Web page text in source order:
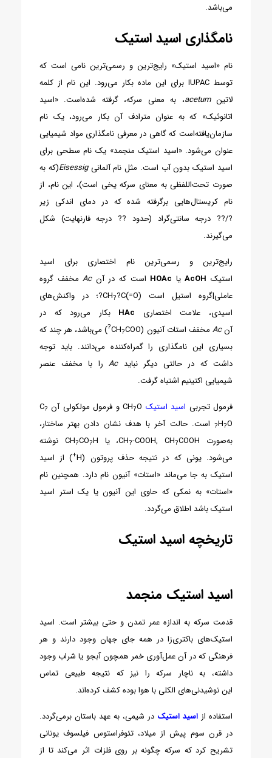
می‌باشد.
نامگذاری اسید استیک
نام «اسید استیک» رایج‌ترین و رسمی‌ترین نامی است که
توسط IUPAC برای این ماده بکار می‌رود. این نام از کلمه
لاتینacetum، به معنی سرکه، گرفته شده‌است. «اسید
اتانوئیک» که به عنوان مترادف آن بکار می‌رود، یک نام
سازمان‌یافته‌است که گاهی در معرفی نامگذاری مواد شیمیایی
عنوان می‌شود.«اسید استیک منجمد» یک نام سطحی برای
اسید استیک بدون آب است. مثل نام آلمانیEisessig(که به
صورت تحت‌اللفظی به معنای سرکه یخی است)، این نام، از
نام کریستال‌هایی برگرفته شده که در دمای اندکی زیر
?/?? درجه سانتی‌گراد (حدود ?? درجه فارنهایت) شکل
می‌گیرند.
رایج‌ترین و رسمی‌ترین نام اختصاری برای اسید
استیک AcOHیا HOAc است که در آنAcمخفف گروه
عاملی|گروه استیل است CH
?
?C(=O)?؛ در واکنش‌های
اسیدی، علامت اختصاری HAc بکار می‌رود که در
آنAc مخفف استات آنیون (CH ?COO
?) می‌باشد، هر چند که
بسیاری این نامگذاری را گمراه‌کننده می‌دانند. باید توجه
داشت که در حالتی دیگر نبایدAc را با مخفف عنصر
شیمیایی اکتینیم اشتباه گرفت.
فرمول تجربی اسید استیک ?O و فرمول مولکولی آن C ?
H?O
? است. حالت آخر با هدف نشان دادن بهتر ساختار،
به‌صورت CH
?-COOH, CH?COOH، یا CH ?CO?
H نوشته
می‌شود. یونی که در نتیجه حذف پروتون (H +) از اسید
استیک به جا می‌ماند «استات» آنیون نام دارد. همچنین نام
«استات» به نمکی که حاوی این آنیون یا یک استر اسید
استیک باشد اطلاق می‌گردد.
تاریخچه اسید استیک
اسید استیک منجمد
قدمت سرکه به اندازه عمر تمدن و حتی بیشتر است. اسید
استیک‌های باکتری‌زا در همه جای جهان وجود دارند و هر
فرهنگی که در آن عمل‌آوری خمر همچون آبجو یا شراب وجود
داشته، به ناچار سرکه را نیز که نتیجه طبیعی تماس
این نوشیدنی‌های الکلی با هوا بوده کشف کرده‌اند.
استفاده از اسید استیک در شیمی، به عهد باستان برمی‌گردد.
در قرن سوم پیش از میلاد، تئوفراستوس فیلسوف یونانی
تشریح کرد که سرکه چگونه بر روی فلزات اثر می‌کند تا از